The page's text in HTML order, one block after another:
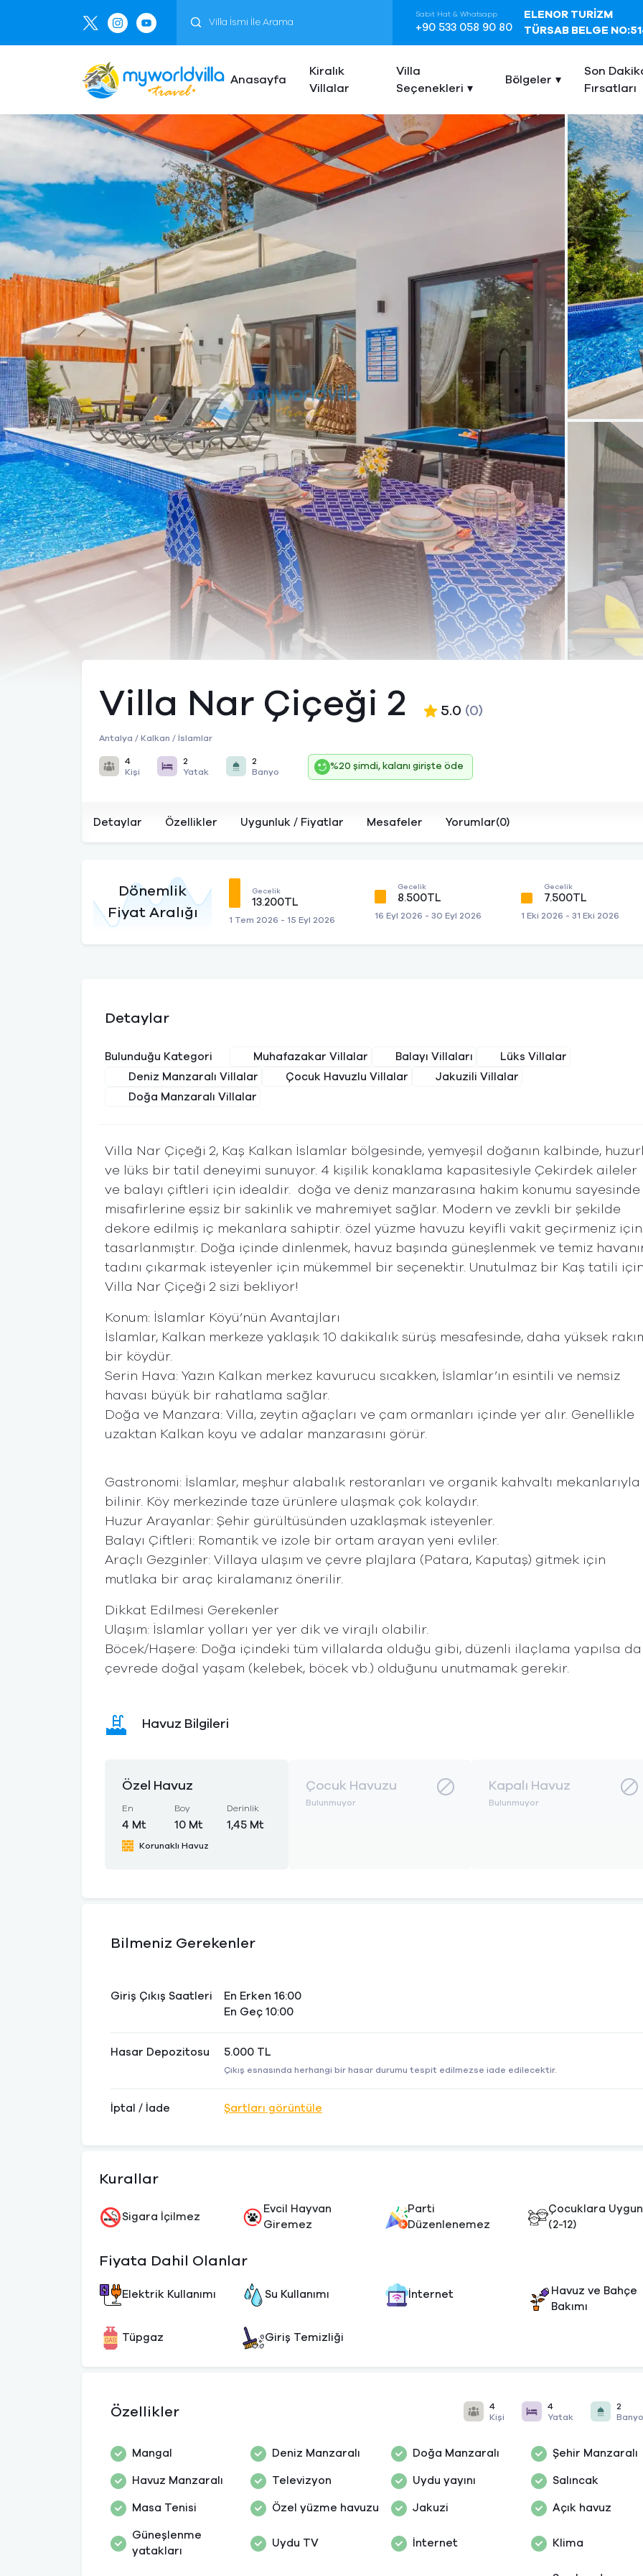
Sabit Hat & Whatsapp
+90 533 058 90 80
ELENOR TURİZM
TÜRSAB BELGE
Anasayfa
Kiralık
Villalar
Villa
Seçenekleri
Bölgeler
Son
Fırsatları
Villa Nar Çiçeği 2
Antalya / Kalkan / İslamlar
5.0 (0)
4
Kişi
2
Yatak
2
Banyo
%20 şimdi, kalanı girişte öde
Detaylar Özellikler Uygunluk / Fiyatlar Mesafeler Yorumlar(0)
Dönemlik
Fiyat Aralığı
Gecelik
13.200TL
1 Tem 2026 - 15 Eyl 2026
Gecelik
8.500TL
16 Eyl 2026 - 30 Eyl 2026
Gecelik
7.500TL
1 Eki 2026 - 31 Eki 2026
Detaylar
Bulunduğu Kategori Muhafazakar Villalar Balayı Villaları
Lüks Villalar
Deniz Manzaralı Villalar
Çocuk Havuzlu Villalar
Jakuzili Villalar
Doğa Manzaralı Villalar
Villa Nar Çiçeği 2, Kaş Kalkan İslamlar bölgesinde, yemyeşil doğanın kalbinde,
ve lüks bir tatil deneyimi sunuyor. 4 kişilik konaklama kapasitesiyle Çekirdek aileler
ve balayı çiftleri için idealdir. doğa ve deniz manzarasına hakim konumu sayesinde
misafirlerine eşsiz bir sakinlik ve mahremiyet sağlar. ​Modern ve zevkli bir şekilde
dekore edilmiş iç mekanlara sahiptir. özel yüzme havuzu keyifli vakit geçirmeniz için
tasarlanmıştır. Doğa içinde dinlenmek, havuz başında güneşlenmek ve temiz
tadını çıkarmak isteyenler için mükemmel bir seçenektir. ​Unutulmaz bir Kaş tatili
Villa Nar Çiçeği 2 sizi bekliyor!
Konum: İslamlar Köyü’nün Avantajları
​İslamlar, Kalkan merkeze yaklaşık 10 dakikalık sürüş mesafesinde, daha yüksek
bir köydür.
​Serin Hava: Yazın Kalkan merkez kavurucu sıcakken, İslamlar’ın esintili ve nemsiz
havası büyük bir rahatlama sağlar.
​Doğa ve Manzara: Villa, zeytin ağaçları ve çam ormanları içinde yer alır. Genellikle
uzaktan Kalkan koyu ve adalar manzarasını görür.
​Gastronomi: İslamlar, meşhur alabalık restoranları ve organik kahvaltı mekanlarıyla
bilinir. Köy merkezinde taze ürünlere ulaşmak çok kolaydır.
​Huzur Arayanlar: Şehir gürültüsünden uzaklaşmak isteyenler.
​Balayı Çiftleri: Romantik ve izole bir ortam arayan yeni evliler.
​Araçlı Gezginler: Villaya ulaşım ve çevre plajlara (Patara, Kaputaş) gitmek için
mutlaka bir araç kiralamanız önerilir.
​Dikkat Edilmesi Gerekenler
​Ulaşım: İslamlar yolları yer yer dik ve virajlı olabilir.
​Böcek/Haşere: Doğa içindeki tüm villalarda olduğu gibi, düzenli ilaçlama yapılsa da
çevrede doğal yaşam (kelebek, böcek vb.) olduğunu unutmamak gerekir.
Havuz Bilgileri
Özel Havuz
En
4 Mt
Boy
10 Mt
Derinlik
1,45 Mt
Korunaklı Havuz
Çocuk Havuzu
Bulunmuyor
Kapalı Havuz
Bulunmuyor
Bilmeniz Gerekenler
Giriş Çıkış Saatleri
En Erken 16:00
En Geç 10:00
Hasar Depozitosu 5.000 TL
Çıkış esnasında herhangi bir hasar durumu tespit edilmezse iade edilecektir.
İptal / İade Şartları görüntüle
Kurallar
Sigara İçilmez
Evcil Hayvan
Giremez
Parti
Düzenlenemez
Çocuklara Uygun
(2-12)
Fiyata Dahil Olanlar
Elektrik Kullanımı Su Kullanımı İnternet
Havuz ve Bahçe
Bakımı
Tüpgaz Giriş Temizliği
Özellikler
4
Kişi
4
Yatak
2
Banyo
Mangal Deniz Manzaralı Doğa Manzaralı Şehir Manzaralı
Havuz Manzaralı Televizyon Uydu yayını Salıncak
Masa Tenisi Özel yüzme havuzu Jakuzi Açık havuz
Güneşlenme
yatakları
Uydu TV İnternet Klima